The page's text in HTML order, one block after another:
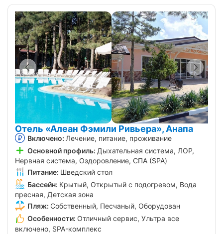
Отель «Алеан Фэмили Ривьера», Анапа
Включено: Лечение, питание, проживание
Основной профиль: Дыхательная система, ЛОР,
Нервная система, Оздоровление, СПА (SPA)
Питание: Шведский стол
Бассейн: Крытый, Открытый с подогревом, Вода
пресная, Детская зона
Пляж: Собственный, Песчаный, Оборудован
Особенности: Отличный сервис, Ультра все
включено, SPA-комплекс